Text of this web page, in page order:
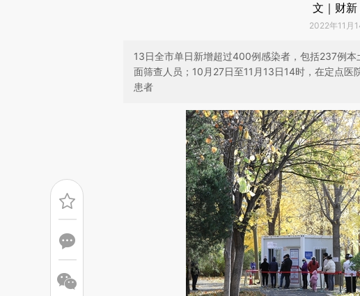
文｜财
2022年11月
13日全市单日新增超过400例感染者，包括237例
面筛查人员；10月27日至11月13日14时，在定点
患者